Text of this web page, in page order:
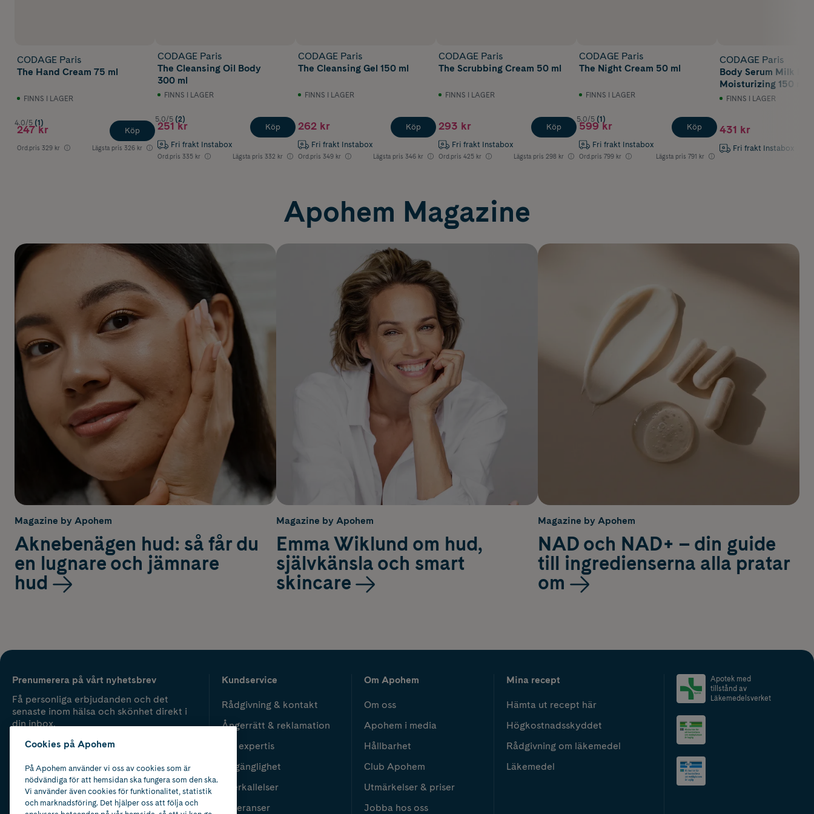
CODAGE Paris
The Hand Cream 75 ml
FINNS I LAGER
4.0/5 (1)
247 kr
Ord.pris 329 kr Lägsta pris 326 kr
Köp
CODAGE Paris
The Cleansing Oil Body
300 ml
FINNS I LAGER
5.0/5 (2)
251 kr
Fri frakt Instabox
Ord.pris 335 kr Lägsta pris 332 kr
Köp
CODAGE Paris
The Cleansing Gel 150 ml
FINNS I LAGER
262 kr
Fri frakt Instabox
Ord.pris 349 kr Lägsta pris 346 kr
Köp
CODAGE Paris
The Scrubbing Cream 50 ml
FINNS I LAGER
293 kr
Fri frakt Instabox
Ord.pris 425 kr Lägsta pris 298 kr
Köp
CODAGE Paris
The Night Cream 50 ml
FINNS I LAGER
5.0/5 (1)
599 kr
Fri frakt Instabox
Ord.pris 799 kr Lägsta pris 791 kr
Köp
CODAGE Paris
Body Serum Milk
Moisturizing 150 ml
FINNS I LAGER
431 kr
Fri frakt Instabox
Apohem Magazine
Magazine by Apohem
Aknebenägen hud: så får du
en lugnare och jämnare
hud
Magazine by Apohem
Emma Wiklund om hud,
självkänsla och smart
skincare
Magazine by Apohem
NAD och NAD+ – din guide
till ingredienserna alla pratar
om
Prenumerera på vårt nyhetsbrev
Få personliga erbjudanden och det
senaste inom hälsa och skönhet direkt i
din inbox.
Kundservice
Rådgivning & kontakt
Ångerrätt & reklamation
Vår expertis
Tillgänglighet
Återkallelser
Leveranser
Om Apohem
Om oss
Apohem i media
Hållbarhet
Club Apohem
Utmärkelser & priser
Jobba hos oss
Mina recept
Hämta ut recept här
Högkostnadsskyddet
Rådgivning om läkemedel
Läkemedel
Apotek med
tillstånd av
Läkemedelsverket
Cookies på Apohem
På Apohem använder vi oss av cookies som är
nödvändiga för att hemsidan ska fungera som den ska.
Vi använder även cookies för funktionalitet, statistik
och marknadsföring. Det hjälper oss att följa och